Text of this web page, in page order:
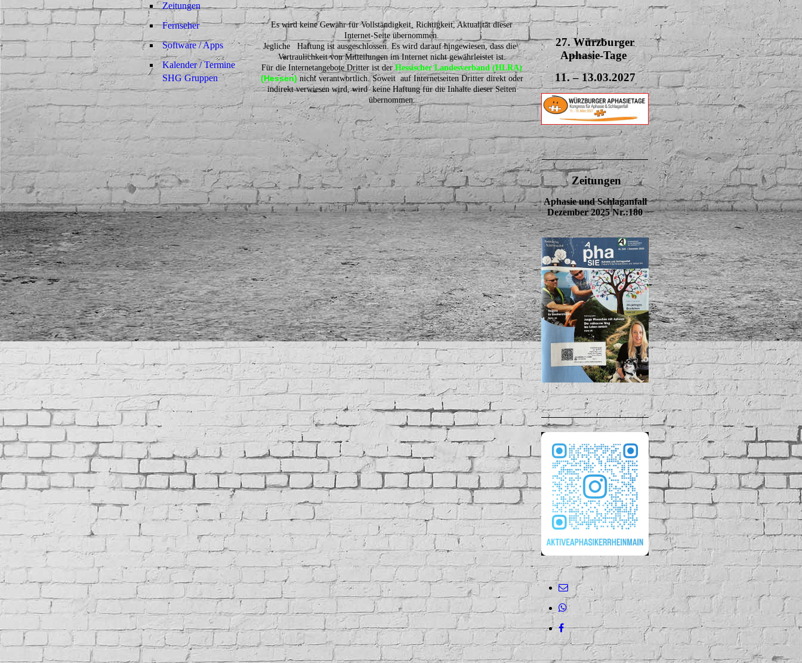
Zeitungen
Fernseher
Software / Apps
Kalender / Termine
SHG Gruppen
Es wird keine Gewähr für Vollständigkeit, Richtigkeit, Aktualität dieser
Internet-Seite übernommen.
Jegliche Haftung ist ausgeschlossen. Es wird darauf hingewiesen, dass die
Vertraulichkeit von Mitteilungen im Internet nicht gewährleistet ist.
Für die Internetangebote Dritter ist derHessischer Landesverband (HLRA)
(Hessen)nicht verantwortlich. Soweit auf Internetseiten Dritter direkt oder
indirekt verwiesen wird, wird keine Haftung für die Inhalte dieser Seiten
übernommen.
27. Würzburger
Aphasie-Tage
11. – 13.03.2027
Zeitungen
Aphasie und Schlaganfall
Dezember 2025 Nr.:180